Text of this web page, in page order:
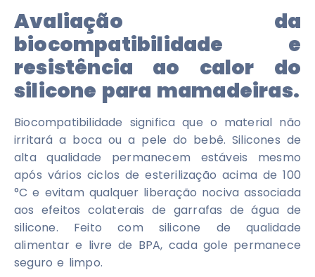
Avaliação da
biocompatibilidade e
resistência ao calor do
silicone para mamadeiras.
Biocompatibilidade significa que o material não
irritará a boca ou a pele do bebê. Silicones de
alta qualidade permanecem estáveis ​​mesmo
após vários ciclos de esterilização acima de 100
°C e evitam qualquer liberação nociva associada
aos efeitos colaterais de garrafas de água de
silicone. Feito com silicone de qualidade
alimentar e livre de BPA, cada gole permanece
seguro e limpo.